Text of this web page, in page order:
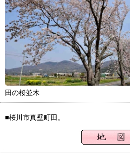
田の桜並木
■桜川市真壁町田。